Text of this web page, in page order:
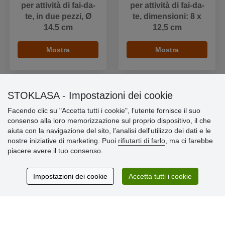
per attività di fai-da-
te, in due pezzi, Ø
14.5 cm
Mostra
per attività di fai-da-
te, dimensioni: 8 x
12,5 cm
Mostra
Informazioni importanti
» Impostazioni dei cookie
» Termini & Condizioni
» Informativa sulla Privacy
» Garanzia e resi
» Programma fedeltà
STOKLASA - Impostazioni dei cookie
Facendo clic su "Accetta tutti i cookie", l’utente fornisce il suo
consenso alla loro memorizzazione sul proprio dispositivo, il che
aiuta con la navigazione del sito, l'analisi dell'utilizzo dei dati e le
nostre iniziative di marketing. Puoi rifiutarti di farlo , ma ci farebbe
piacere avere il tuo consenso.
Impostazioni dei cookie Accetta tutti i cookie